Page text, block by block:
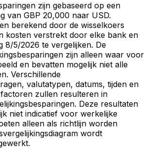
zijn gebaseerd op een
van GBP 20,000 naar USD.
berekend door de wisselkoers
kosten verstrekt door elke bank en
8/5/2026 te vergelijken. De
zijn alleen waar voor
en bevatten mogelijk niet alle
Verschillende
valutatypen, datums, tijden en
zullen resulteren in
Deze resultaten
niet indicatief voor werkelijke
alleen als richtlijn worden
wordt